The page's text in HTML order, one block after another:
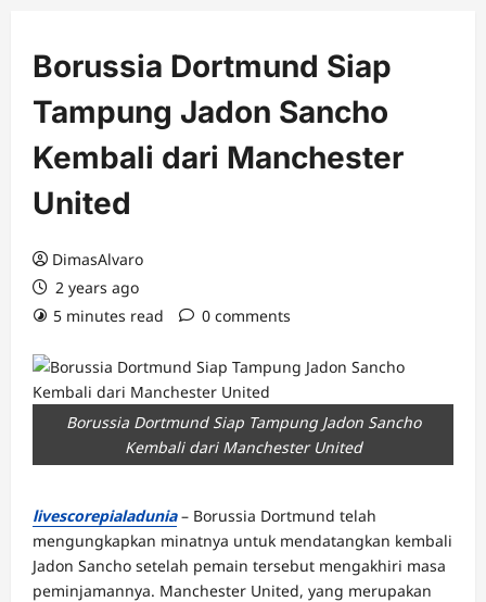
Borussia Dortmund Siap
Tampung Jadon Sancho
Kembali dari Manchester
United
DimasAlvaro
2 years ago
5 minutes read
0 comments
Borussia Dortmund Siap Tampung Jadon Sancho
Kembali dari Manchester United
livescorepialadunia– Borussia Dortmund telah
mengungkapkan minatnya untuk mendatangkan kembali
Jadon Sancho setelah pemain tersebut mengakhiri masa
peminjamannya. Manchester United, yang merupakan